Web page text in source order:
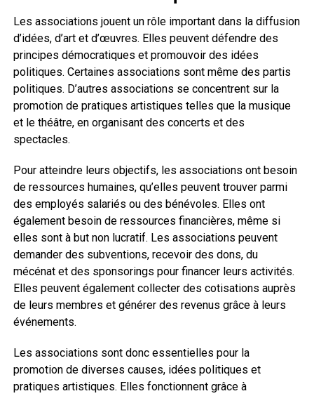
Les associations jouent un rôle important dans la diffusion
d’idées, d’art et d’œuvres. Elles peuvent défendre des
principes démocratiques et promouvoir des idées
politiques. Certaines associations sont même des partis
politiques. D’autres associations se concentrent sur la
promotion de pratiques artistiques telles que la musique
et le théâtre, en organisant des concerts et des
spectacles.
Pour atteindre leurs objectifs, les associations ont besoin
de ressources humaines, qu’elles peuvent trouver parmi
des employés salariés ou des bénévoles. Elles ont
également besoin de ressources financières, même si
elles sont à but non lucratif. Les associations peuvent
demander des subventions, recevoir des dons, du
mécénat et des sponsorings pour financer leurs activités.
Elles peuvent également collecter des cotisations auprès
de leurs membres et générer des revenus grâce à leurs
événements.
Les associations sont donc essentielles pour la
promotion de diverses causes, idées politiques et
pratiques artistiques. Elles fonctionnent grâce à